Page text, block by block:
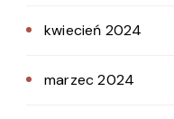
kwiecień 2024
marzec 2024